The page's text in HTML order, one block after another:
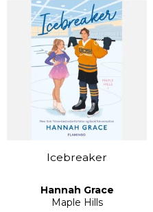
Icebreaker
Hannah Grace
Maple Hills